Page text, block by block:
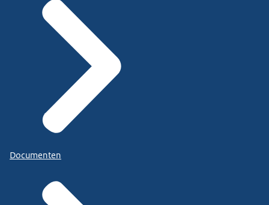
Documenten